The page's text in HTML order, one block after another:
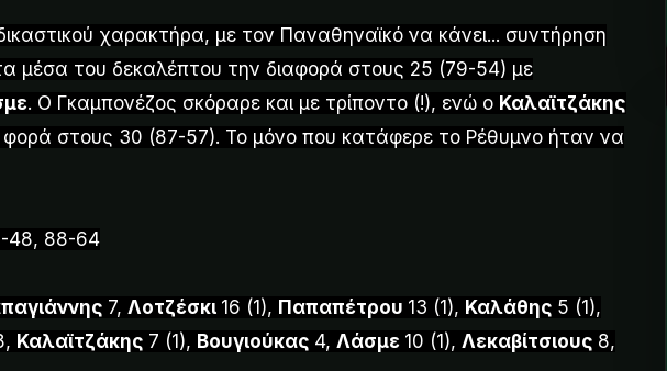
χαρακτήρα, με τον Παναθηναϊκό να κάνει... συντήρηση
μέσα του δεκαλέπτου την διαφορά στους 25 (79-54) με
. Ο Γκαμπονέζος σκόραρε και με τρίποντο (!), ενώ ο Καλαϊτζάκης
φορά στους 30 (87-57). Το μόνο που κατάφερε το Ρέθυμνο ήταν να
48, 88-64
7, Λοτζέσκι 16 (1), Παπαπέτρου 13 (1), Καλάθης 5 (1),
Καλαϊτζάκης 7 (1), Βουγιούκας 4, Λάσμε 10 (1), Λεκαβίτσιους 8,